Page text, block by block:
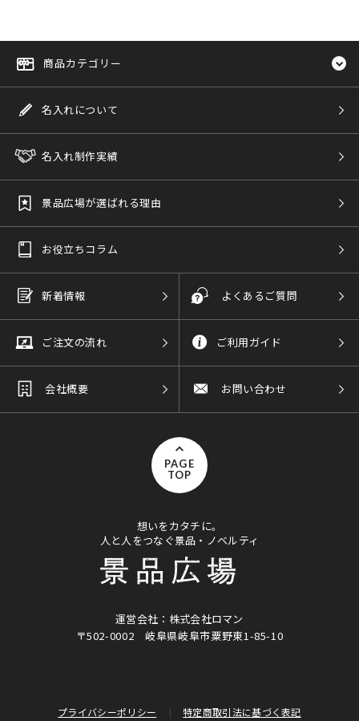
商品カテゴリー
名入れについて
名入れ制作実績
景品広場が選ばれる理由
お役立ちコラム
新着情報 よくあるご質問
ご注文の流れ ご利用ガイド
会社概要 お問い合わせ
PAGE
TOP
想いをカタチに。
人と人をつなぐ景品・ノベルティ
運営会社：株式会社ロマン
〒502-0002岐阜県岐阜市粟野東1-85-10
プライバシーポリシー 特定商取引法に基づく表記